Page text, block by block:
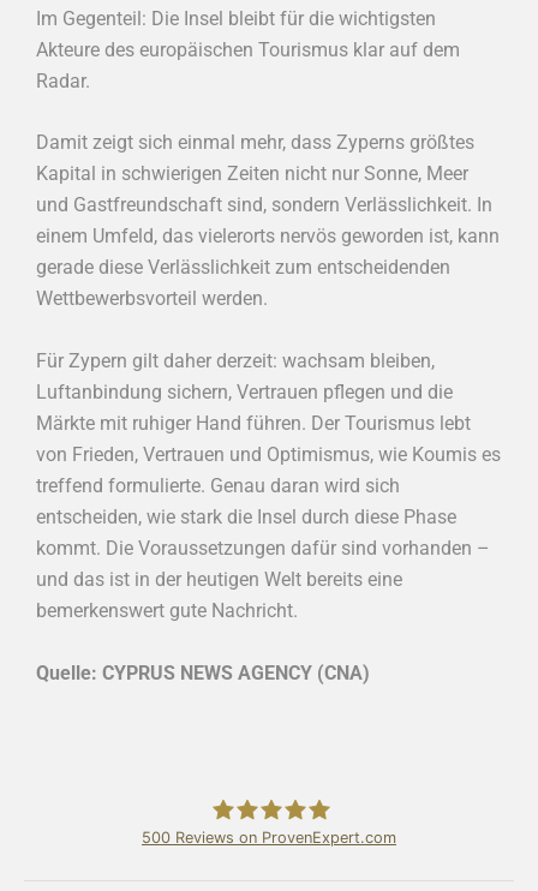
Im Gegenteil: Die Insel bleibt für die wichtigsten
Akteure des europäischen Tourismus klar auf dem
Radar.
Damit zeigt sich einmal mehr, dass Zyperns größtes
Kapital in schwierigen Zeiten nicht nur Sonne, Meer
und Gastfreundschaft sind, sondern Verlässlichkeit. In
einem Umfeld, das vielerorts nervös geworden ist, kann
gerade diese Verlässlichkeit zum entscheidenden
Wettbewerbsvorteil werden.
Für Zypern gilt daher derzeit: wachsam bleiben,
Luftanbindung sichern, Vertrauen pflegen und die
Märkte mit ruhiger Hand führen. Der Tourismus lebt
von Frieden, Vertrauen und Optimismus, wie Koumis es
treffend formulierte. Genau daran wird sich
entscheiden, wie stark die Insel durch diese Phase
kommt. Die Voraussetzungen dafür sind vorhanden –
und das ist in der heutigen Welt bereits eine
bemerkenswert gute Nachricht.
Quelle: CYPRUS NEWS AGENCY (CNA)
500 Reviews on ProvenExpert.com